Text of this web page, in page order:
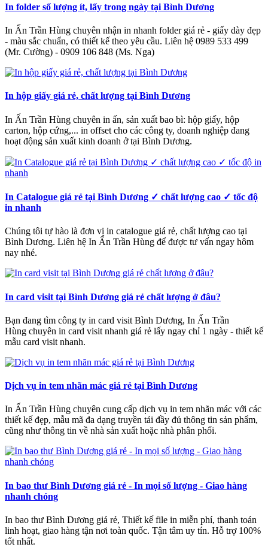
In folder số lượng ít, lấy trong ngày tại Bình Dương
In Ấn Trần Hùng chuyên nhận in nhanh folder giá rẻ - giấy dày đẹp
- màu sắc chuẩn, có thiết kế theo yêu cầu. Liên hệ 0989 533 499
(Mr. Cường) - 0909 106 848 (Ms. Nga)
In hộp giấy giá rẻ, chất lượng tại Bình Dương
In Ấn Trần Hùng chuyên in ấn, sản xuất bao bì: hộp giấy, hộp
carton, hộp cứng,... in offset cho các công ty, doanh nghiệp đang
hoạt động sản xuất kinh doanh ở tại Bình Dương.
In Catalogue giá rẻ tại Bình Dương ✓ chất lượng cao ✓ tốc độ
in nhanh
Chúng tôi tự hào là đơn vị in catalogue giá rẻ, chất lượng cao tại
Bình Dương. Liên hệ In Ấn Trần Hùng để được tư vấn ngay hôm
nay nhé.
In card visit tại Bình Dương giá rẻ chất lượng ở đâu?
Bạn đang tìm công ty in card visit Bình Dương, In Ấn Trần
Hùng chuyên in card visit nhanh giá rẻ lấy ngay chỉ 1 ngày - thiết kế
mẫu card visit nhanh.
Dịch vụ in tem nhãn mác giá rẻ tại Bình Dương
In Ấn Trần Hùng chuyên cung cấp dịch vụ in tem nhãn mác với các
thiết kế đẹp, mẫu mã đa dạng truyền tải đầy đủ thông tin sản phẩm,
cũng như thông tin về nhà sản xuất hoặc nhà phân phối.
In bao thư Bình Dương giá rẻ - In mọi số lượng - Giao hàng
nhanh chóng
In bao thư Bình Dương giá rẻ, Thiết kế file in miễn phí, thanh toán
linh hoạt, giao hàng tận nơi toàn quốc. Tận tâm uy tín. Hỗ trợ 100%
tốt nhất.